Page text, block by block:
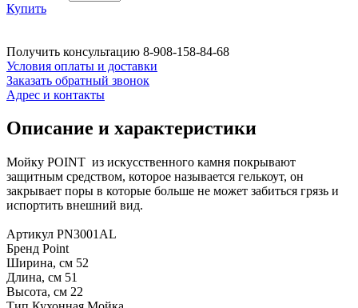
Купить
Получить консультацию 8-908-158-84-68
Условия оплаты и доставки
Заказать обратный звонок
Адрес и контакты
Описание и характеристики
Мойку POINT из искусственного камня покрывают
защитным средством, которое называется гелькоут, он
закрывает поры в которые больше не может забиться грязь и
испортить внешний вид.
Артикул PN3001AL
Бренд Point
Ширина, см 52
Длина, см 51
Высота, см 22